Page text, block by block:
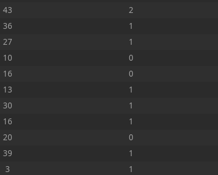
43 2
36 1
27 1
10 0
16 0
13 1
30 1
16 1
20 0
39 1
3 1